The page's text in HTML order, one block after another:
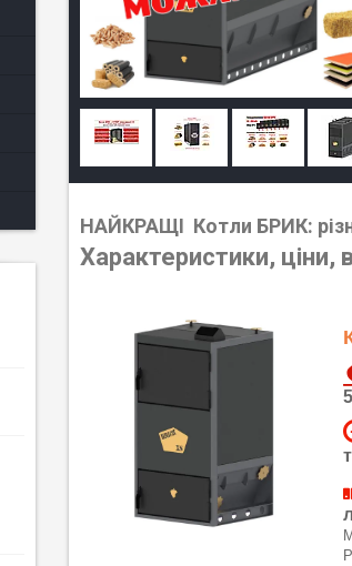
НАЙКРАЩІ Котли БРИК:
Характеристики, ціни,